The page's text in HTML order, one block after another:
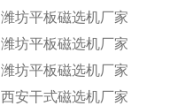
潍坊平板磁选机厂家
潍坊平板磁选机厂家
潍坊平板磁选机厂家
西安干式磁选机厂家